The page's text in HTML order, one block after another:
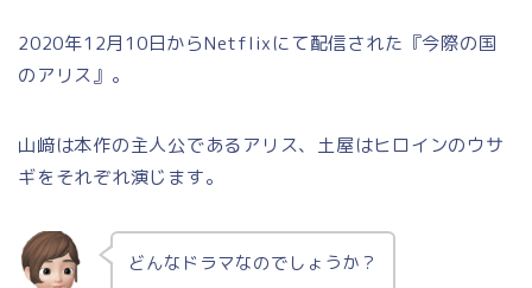
2020年12月10日からNetflixにて配信された『今際の国
のアリス』。
山﨑は本作の主人公であるアリス、土屋はヒロインのウサ
ギをそれぞれ演じます。
どんなドラマなのでしょうか？